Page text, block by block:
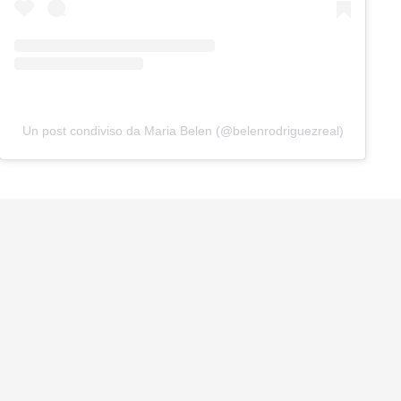
Un post condiviso da Maria Belen (@belenrodriguezreal)